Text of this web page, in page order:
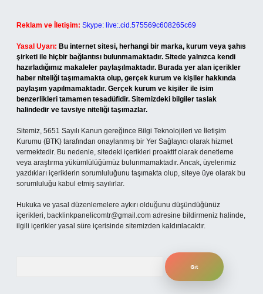
Reklam ve İletişim: Skype: live:.cid.575569c608265c69
Yasal Uyarı: Bu internet sitesi, herhangi bir marka, kurum veya şahıs
şirketi ile hiçbir bağlantısı bulunmamaktadır. Sitede yalnızca kendi
hazırladığımız makaleler paylaşılmaktadır. Burada yer alan içerikler
haber niteliği taşımamakta olup, gerçek kurum ve kişiler hakkında
paylaşım yapılmamaktadır. Gerçek kurum ve kişiler ile isim
benzerlikleri tamamen tesadüfidir. Sitemizdeki bilgiler taslak
halindedir ve tavsiye niteliği taşımazlar.
Sitemiz, 5651 Sayılı Kanun gereğince Bilgi Teknolojileri ve İletişim
Kurumu (BTK) tarafından onaylanmış bir Yer Sağlayıcı olarak hizmet
vermektedir. Bu nedenle, sitedeki içerikleri proaktif olarak denetleme
veya araştırma yükümlülüğümüz bulunmamaktadır. Ancak, üyelerimiz
yazdıkları içeriklerin sorumluluğunu taşımakta olup, siteye üye olarak bu
sorumluluğu kabul etmiş sayılırlar.
Hukuka ve yasal düzenlemelere aykırı olduğunu düşündüğünüz
içerikleri, backlinkpanelicomtr@gmail.com adresine bildirmeniz halinde,
ilgili içerikler yasal süre içerisinde sitemizden kaldırılacaktır.